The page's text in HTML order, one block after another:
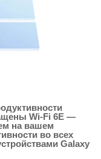
Wi-Fi 6E —
на вашем
во всех
Galaxy